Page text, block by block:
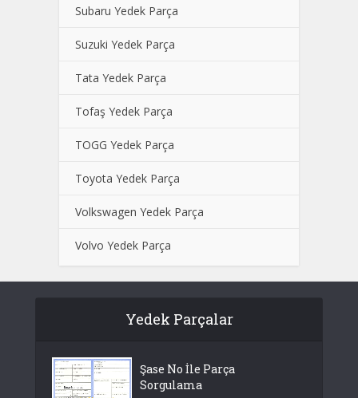
Subaru Yedek Parça
Suzuki Yedek Parça
Tata Yedek Parça
Tofaş Yedek Parça
TOGG Yedek Parça
Toyota Yedek Parça
Volkswagen Yedek Parça
Volvo Yedek Parça
Yedek Parçalar
Şase No İle Parça
Sorgulama